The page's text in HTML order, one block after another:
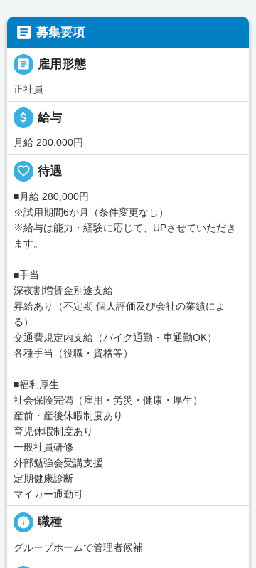
 募集要項
 雇用形態
正社員
attach_money 給与
月給 280,000円
favorite_border 待遇
■月給 280,000円
※試用期間6か月（条件変更なし）
※給与は能力・経験に応じて、UPさせていただき
ます。
■手当
深夜割増賃金別途支給
昇給あり（不定期 個人評価及び会社の業績によ
る）
交通費規定内支給（バイク通勤・車通勤OK）
各種手当（役職・資格等）
■福利厚生
社会保険完備（雇用・労災・健康・厚生）
産前・産後休暇制度あり
育児休暇制度あり
一般社員研修
外部勉強会受講支援
定期健康診断
マイカー通勤可
info 職種
グループホームで管理者候補